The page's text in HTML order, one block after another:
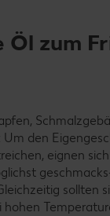
Öl zum
den
eignen
sollten
hohen